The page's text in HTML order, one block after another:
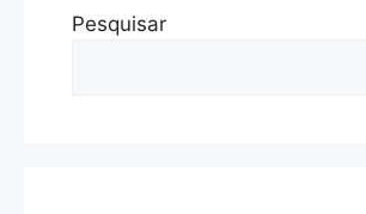
Pesquisar